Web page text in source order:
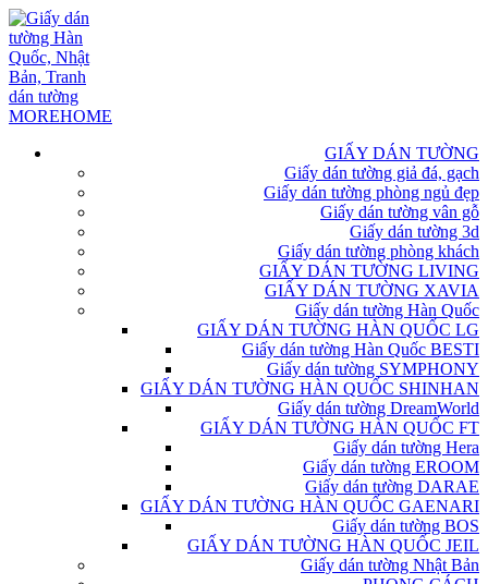
GIẤY DÁN TƯỜNG
Giấy dán tường giả đá, gạch
Giấy dán tường phòng ngủ đẹp
Giấy dán tường vân gỗ
Giấy dán tường 3d
Giấy dán tường phòng khách
GIẤY DÁN TƯỜNG LIVING
GIẤY DÁN TƯỜNG XAVIA
Giấy dán tường Hàn Quốc
GIẤY DÁN TƯỜNG HÀN QUỐC LG
Giấy dán tường Hàn Quốc BESTI
Giấy dán tường SYMPHONY
GIẤY DÁN TƯỜNG HÀN QUỐC SHINHAN
Giấy dán tường DreamWorld
GIẤY DÁN TƯỜNG HÀN QUỐC FT
Giấy dán tường Hera
Giấy dán tường EROOM
Giấy dán tường DARAE
GIẤY DÁN TƯỜNG HÀN QUỐC GAENARI
Giấy dán tường BOS
GIẤY DÁN TƯỜNG HÀN QUỐC JEIL
Giấy dán tường Nhật Bản